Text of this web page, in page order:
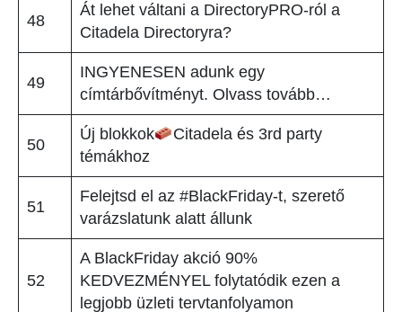
48
Át lehet váltani a DirectoryPRO-ról a
Citadela Directoryra?
49
INGYENESEN adunk egy
címtárbővítményt. Olvass tovább…
50
Új blokkok
Citadela és 3rd party
témákhoz
51
Felejtsd el az #BlackFriday-t, szerető
varázslatunk alatt állunk
52
A BlackFriday akció 90%
KEDVEZMÉNYEL folytatódik ezen a
legjobb üzleti tervtanfolyamon